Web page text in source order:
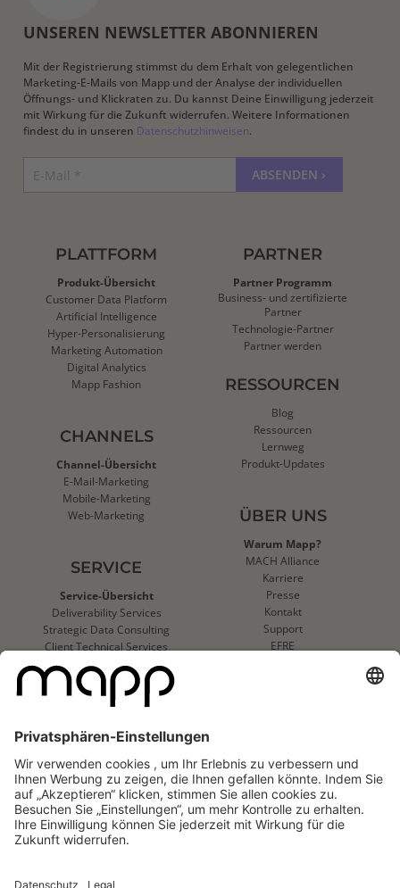
UNSEREN NEWSLETTER ABONNIEREN
Mit der Registrierung stimmst du dem Erhalt von gelegentlichen
Marketing-E-Mails von Mapp und der Analyse der individuellen
Öffnungs- und Klickraten zu. Du kannst Deine Einwilligung jederzeit
mit Wirkung für die Zukunft widerrufen. Weitere Informationen
findest du in unseren Datenschutzhinweisen.
PLATTFORM
Produkt-Übersicht
Customer Data Platform
Artificial Intelligence
Hyper-Personalisierung
Marketing Automation
Digital Analytics
Mapp Fashion
CHANNELS
Channel-Übersicht
E-Mail-Marketing
Mobile-Marketing
Web-Marketing
SERVICE
Service-Übersicht
Deliverability Services
Strategic Data Consulting
Client Technical Services
KUNDEN
Logo-Übersicht
PARTNER
Partner Programm
Business- und zertifizierte
Partner
Technologie-Partner
Partner werden
RESSOURCEN
Blog
Ressourcen
Lernweg
Produkt-Updates
ÜBER UNS
Warum Mapp?
MACH Alliance
Karriere
Presse
Kontakt
Support
EFRE
Mapp